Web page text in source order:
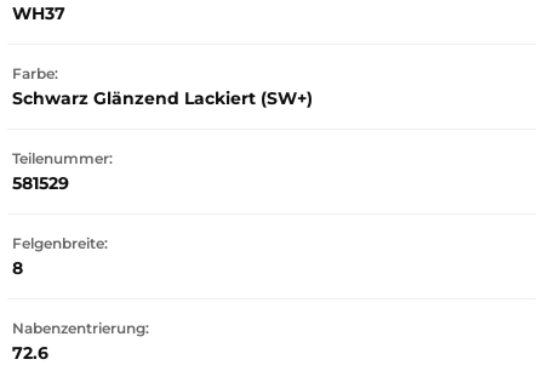
WH37
Farbe:
Schwarz Glänzend Lackiert (SW+)
Teilenummer:
581529
Felgenbreite:
8
Nabenzentrierung:
72.6